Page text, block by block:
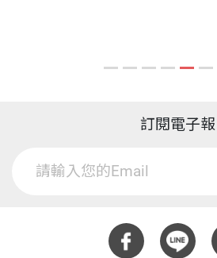
訂閱電子報